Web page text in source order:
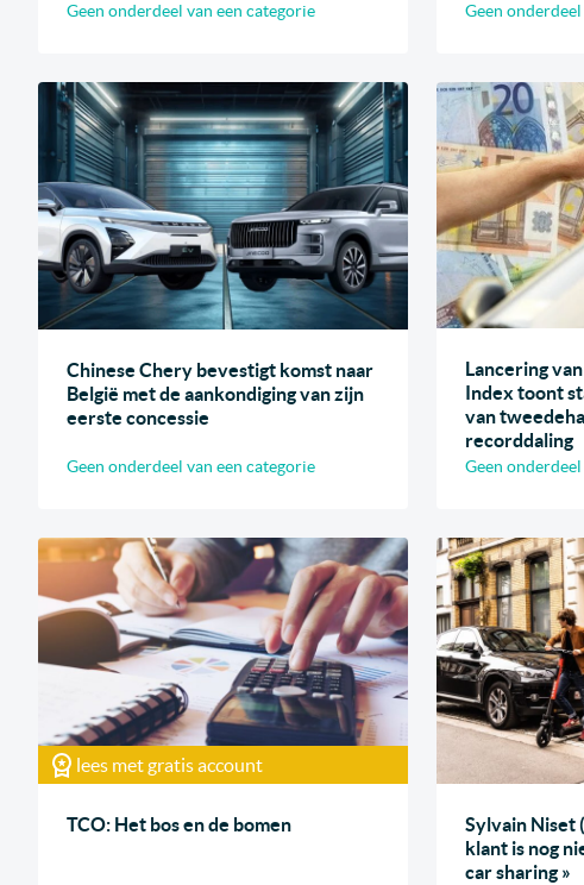
Geen onderdeel van een categorie Geen
Chinese Chery bevestigt komst naar
België met de aankondiging van zijn
eerste concessie
Geen onderdeel van een categorie
Lancering
Index toont
van
recorddaling
Geen
lees met gratis account
TCO: Het bos en de bomen
Sylvain Niset
klant is nog
car sharing »